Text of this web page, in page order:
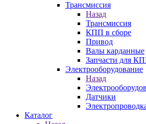
Трансмиссия
Назад
Трансмиссия
КПП в сборе
Привод
Валы карданные
Запчасти для
Электрооборудование
Назад
Датчики
Каталог